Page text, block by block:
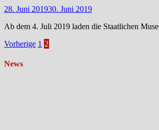
28. Juni 201930. Juni 2019
Ab dem 4. Juli 2019 laden die Staatlichen
Seitennummerierung
der
Vorherige 1 2
News